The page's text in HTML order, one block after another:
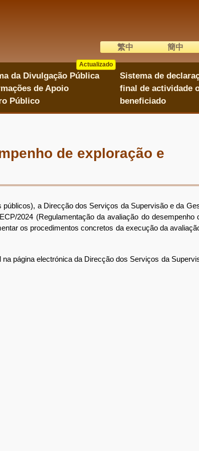
語系切換
繁中 簡中
da Divulgação Pública
de Apoio
Público
Actualizado
Actualizado
Sistema de
final de actividade
beneficiado
de exploração e
a Direcção dos Serviços da Supervisão e da
2024 (Regulamentação da avaliação do desempenho
os procedimentos concretos da execução da
página electrónica da Direcção dos Serviços da